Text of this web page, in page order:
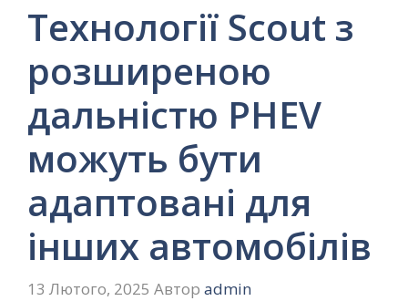
Технології Scout з
розширеною
дальністю PHEV
можуть бути
адаптовані для
інших автомобілів
13 Лютого, 2025 Автор admin